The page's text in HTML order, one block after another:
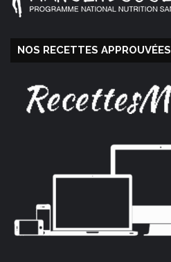
NOS RECETTES APPROUVÉES